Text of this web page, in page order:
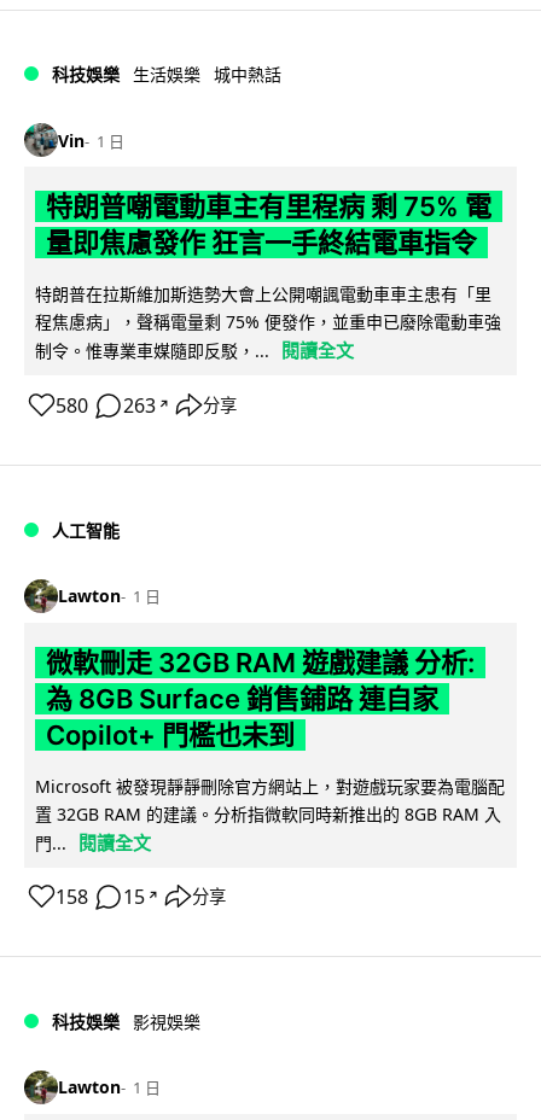
科技娛樂 生活娛樂 城中熱話
Vin 1 日
特朗普嘲電動車主有里程病 剩 75% 電
量即焦慮發作 狂言一手終結電車指令
特朗普在拉斯維加斯造勢大會上公開嘲諷電動車車主患有「里
程焦慮病」，聲稱電量剩 75% 便發作，並重申已廢除電動車強
制令。惟專業車媒隨即反駁，...
閱讀全文
580 263 ↗ 分享
人工智能
Lawton 1 日
微軟刪走 32GB RAM 遊戲建議 分析:
為 8GB Surface 銷售鋪路 連自家
Copilot+ 門檻也未到
Microsoft 被發現靜靜刪除官方網站上，對遊戲玩家要為電腦配
置 32GB RAM 的建議。分析指微軟同時新推出的 8GB RAM 入
門...
閱讀全文
158 15 ↗ 分享
科技娛樂 影視娛樂
Lawton 1 日